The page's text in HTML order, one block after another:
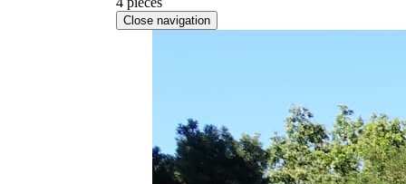
Close navigation